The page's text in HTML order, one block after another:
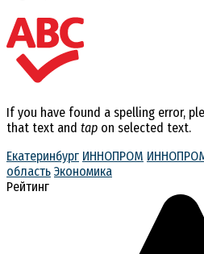
If you have found a spelling error,
that text and tap on selected text.
Екатеринбург ИННОПРОМ
область Экономика
Рейтинг